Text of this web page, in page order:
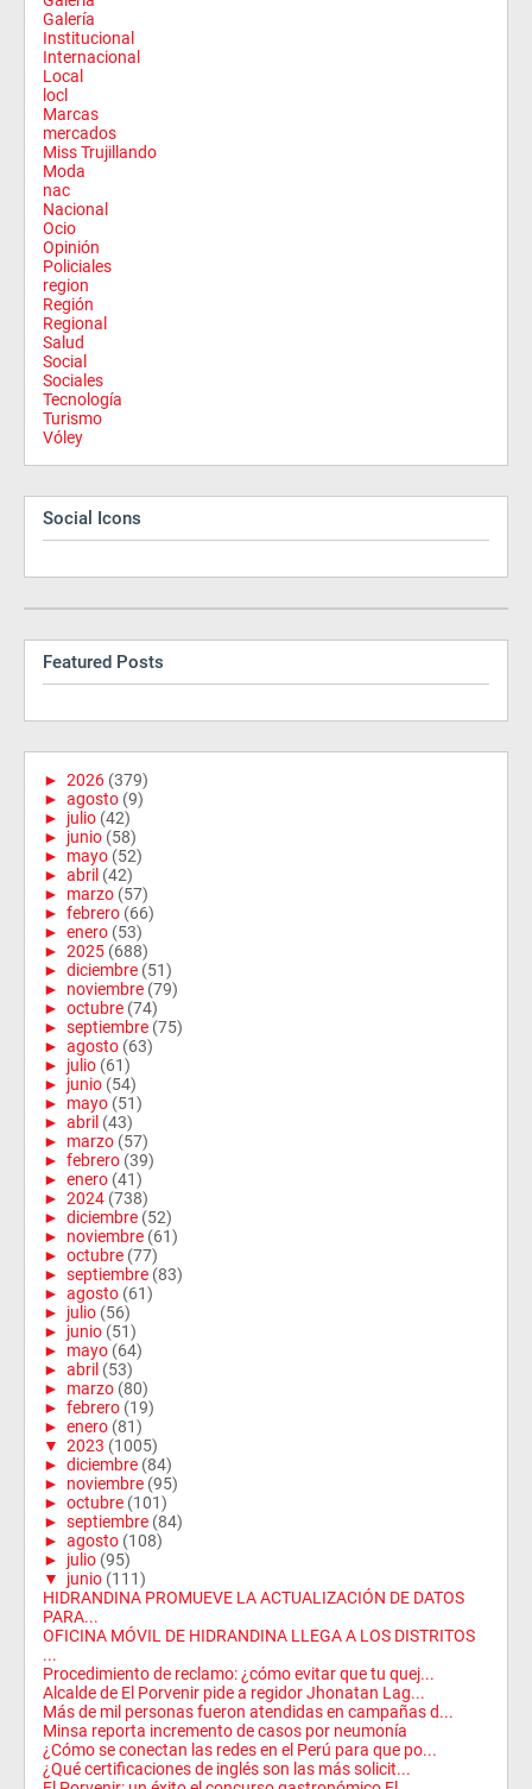
Galería
Institucional
Internacional
Local
locl
Marcas
mercados
Miss Trujillando
Moda
nac
Nacional
Ocio
Opinión
Policiales
region
Región
Regional
Salud
Social
Sociales
Tecnología
Turismo
Vóley
Social Icons
Featured Posts
► 2026 (379)
► agosto (9)
► julio (42)
► junio (58)
► mayo (52)
► abril (42)
► marzo (57)
► febrero (66)
► enero (53)
► 2025 (688)
► diciembre (51)
► noviembre (79)
► octubre (74)
► septiembre (75)
► agosto (63)
► julio (61)
► junio (54)
► mayo (51)
► abril (43)
► marzo (57)
► febrero (39)
► enero (41)
► 2024 (738)
► diciembre (52)
► noviembre (61)
► octubre (77)
► septiembre (83)
► agosto (61)
► julio (56)
► junio (51)
► mayo (64)
► abril (53)
► marzo (80)
► febrero (19)
► enero (81)
▼ 2023 (1005)
► diciembre (84)
► noviembre (95)
► octubre (101)
► septiembre (84)
► agosto (108)
► julio (95)
▼
junio (111)
HIDRANDINA PROMUEVE LA ACTUALIZACIÓN DE DATOS
PARA...
OFICINA MÓVIL DE HIDRANDINA LLEGA A LOS DISTRITOS
...
Procedimiento de reclamo: ¿cómo evitar que tu quej...
Alcalde de El Porvenir pide a regidor Jhonatan Lag...
Más de mil personas fueron atendidas en campañas d...
Minsa reporta incremento de casos por neumonía
¿Cómo se conectan las redes en el Perú para que po...
¿Qué certificaciones de inglés son las más solicit...